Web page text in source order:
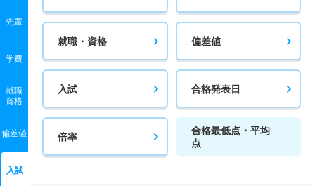
先輩
学費
就職
資格
偏差値
入試
就職・資格 偏差値
入試 合格発表日
倍率
合格最低点・平均
点